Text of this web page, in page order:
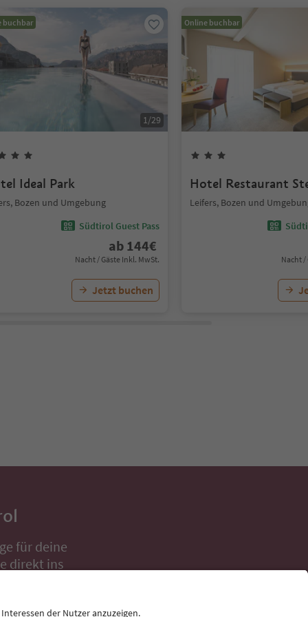
buchbar
1/29
Ideal Park
Bozen und Umgebung
Südtirol Guest Pass
ab 144€
Nacht / Gäste Inkl. MwSt.
Jetzt buchen
Online buchbar
Hotel Restaurant
Leifers, Bozen und
Nacht /
für deine
direkt ins